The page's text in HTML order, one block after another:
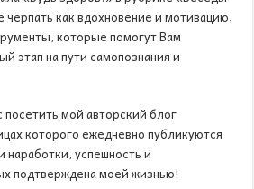
как вдохновение и мотивацию,
которые помогут Вам
этап на пути самопознания и
мой авторский блог
которого ежедневно публикуются
успешность и
подтверждена моей жизнью!